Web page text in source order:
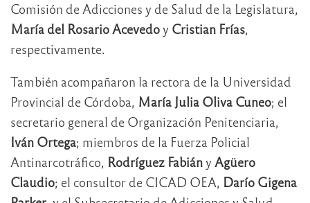
Comisión de Adicciones y de Salud de la Legislatura,
María del Rosario Acevedoy Cristian Frías,
respectivamente.
También acompañaron la rectora de la Universidad
Provincial de Córdoba, María Julia Oliva Cuneo; el
secretario general de Organización Penitenciaria,
Iván Ortega; miembros de la Fuerza Policial
Antinarcotráfico, Rodríguez Fabiány Agüero
Claudio; el consultor de CICAD OEA, Darío Gigena